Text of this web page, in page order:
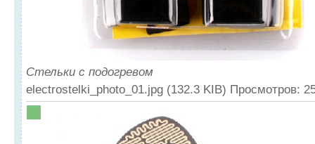
Стельки с подогревом
electrostelki_photo_01.jpg (132.3 KIB) Просмотров: